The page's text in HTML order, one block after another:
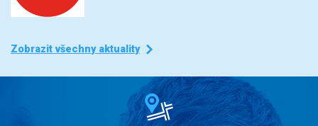
Zobrazit všechny aktuality